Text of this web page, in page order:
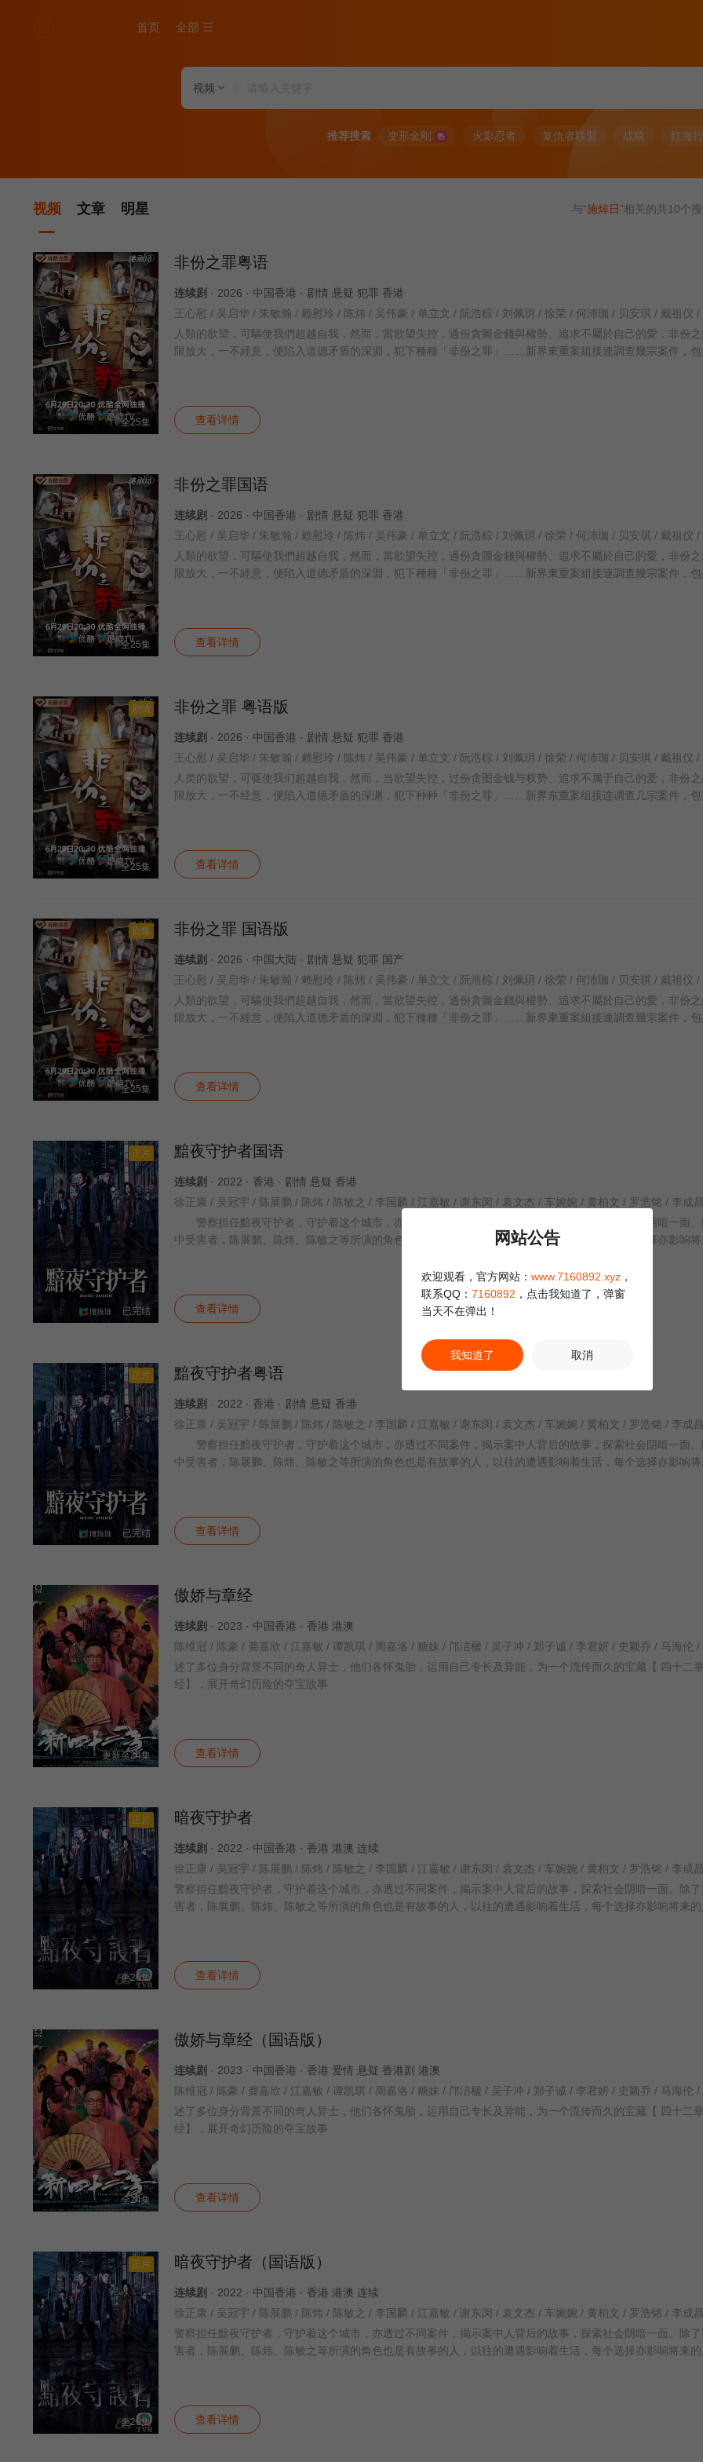
首页 全部
视频
推荐搜索 变形金刚 热 火影忍者 复仇者联盟 战狼 红海
视频 文章 明星 与“施焯日 ”相关的共10个
全25集
非份之罪粤语
连续剧 · 2026 · 中国香港 · 剧情 悬疑 犯罪 香港
人類的欲望，可驅使我們超越自我，然而，當欲望失控，過份貪圖金錢與權勢、追求不屬於自己的愛，非份
限放大，一不經意，便陷入道德矛盾的深淵，犯下種種「非份之罪」……新界東重案組接連調查幾宗案件，包
查看详情
全25集
非份之罪国语
连续剧 · 2026 · 中国香港 · 剧情 悬疑 犯罪 香港
人類的欲望，可驅使我們超越自我，然而，當欲望失控，過份貪圖金錢與權勢、追求不屬於自己的愛，非份
限放大，一不經意，便陷入道德矛盾的深淵，犯下種種「非份之罪」……新界東重案組接連調查幾宗案件，包
查看详情
剧情
全25集
非份之罪 粤语版
连续剧 · 2026 · 中国香港 · 剧情 悬疑 犯罪 香港
人类的欲望，可驱使我们超越自我，然而，当欲望失控，过份贪图金钱与权势、追求不属于自己的爱，非份
限放大，一不经意，便陷入道德矛盾的深渊，犯下种种「非份之罪」……新界东重案组接连调查几宗案件，包
查看详情
剧集
全25集
非份之罪 国语版
连续剧 · 2026 · 中国大陆 · 剧情 悬疑 犯罪 国产
人類的欲望，可驅使我們超越自我，然而，當欲望失控，過份貪圖金錢與權勢、追求不屬於自己的愛，非份
限放大，一不經意，便陷入道德矛盾的深淵，犯下種種「非份之罪」……新界東重案組接連調查幾宗案件，包
查看详情
正片
已完结
黯夜守护者国语
连续剧 · 2022 · 香港 · 剧情 悬疑 香港
警察担任黯夜守护者，守护着这个城市，亦透过不同案件，揭示案中人背后的故事，探索社会阴暗一面。
中受害者，陈展鹏、陈炜、陈敏之等所演的角色也是有故事的人，以往的遭遇影响着生活，每个选择亦影响将
查看详情
正片
已完结
黯夜守护者粤语
连续剧 · 2022 · 香港 · 剧情 悬疑 香港
警察担任黯夜守护者，守护着这个城市，亦透过不同案件，揭示案中人背后的故事，探索社会阴暗一面。
中受害者，陈展鹏、陈炜、陈敏之等所演的角色也是有故事的人，以往的遭遇影响着生活，每个选择亦影响将
查看详情
更新至24集
傲娇与章经
连续剧 · 2023 · 中国香港 · 香港 港澳
述了多位身分背景不同的奇人异士，他们各怀鬼胎，运用自己专长及异能，为一个流传而久的宝藏【 四十二章
经】，展开奇幻历险的夺宝故事
查看详情
正片
全20集
暗夜守护者
连续剧 · 2022 · 中国香港 · 香港 港澳 连续
警察担任黯夜守护者，守护着这个城市，亦透过不同案件，揭示案中人背后的故事，探索社会阴暗一面。除
害者，陈展鹏、陈炜、陈敏之等所演的角色也是有故事的人，以往的遭遇影响着生活，每个选择亦影响将来的
查看详情
全24集
傲娇与章经（国语版）
连续剧 · 2023 · 中国香港 · 香港 爱情 悬疑 香港剧 港澳
述了多位身分背景不同的奇人异士，他们各怀鬼胎，运用自己专长及异能，为一个流传而久的宝藏【 四十二章
经】，展开奇幻历险的夺宝故事
查看详情
正片
全20集
暗夜守护者（国语版）
连续剧 · 2022 · 中国香港 · 香港 港澳 连续
警察担任黯夜守护者，守护着这个城市，亦透过不同案件，揭示案中人背后的故事，探索社会阴暗一面。除
害者，陈展鹏、陈炜、陈敏之等所演的角色也是有故事的人，以往的遭遇影响着生活，每个选择亦影响将来的
查看详情
网站公告
欢迎观看，官方网站： www.7160892.xyz ，
联系QQ： 7160892 ，点击我知道了，弹窗
当天不在弹出！
我知道了 取消